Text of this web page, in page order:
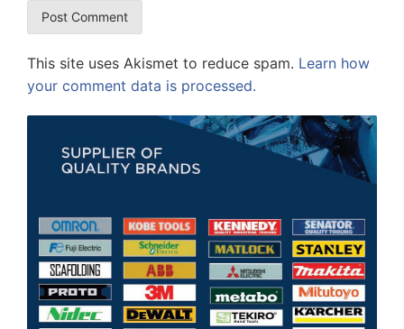
This site uses Akismet to reduce spam. Learn how
your comment data is processed.